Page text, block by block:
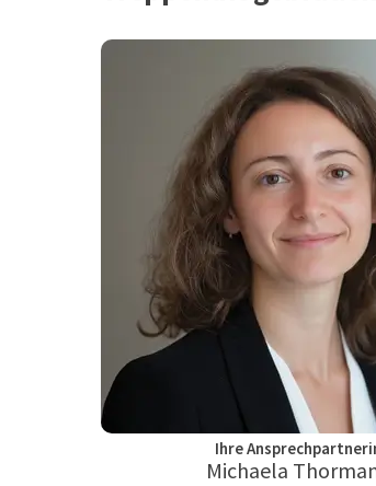
Ihre
Michaela